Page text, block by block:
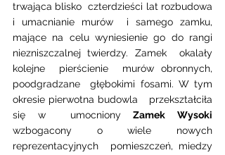
trwająca blisko  czterdzieści lat rozbudowa
i umacnianie murów  i samego zamku,
mające na celu wyniesienie go do rangi
niezniszczalnej twierdzy. Zamek  okalały
kolejne  pierścienie  murów obronnych,
poodgradzane  głębokimi fosami. W tym
okresie pierwotna budowla   przekształciła
się w  umocniony Zamek Wysoki
wzbogacony o wiele nowych
reprezentacyjnych  pomieszczeń, miedzy